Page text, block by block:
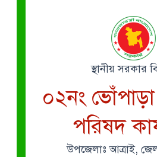
স্থানীয় সরকার
০২নং
পরিষদ
উপজেলাঃ আত্রাই,